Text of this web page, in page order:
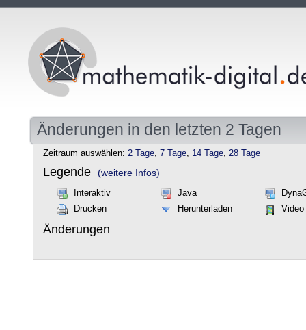
Änderungen in den letzten 2 Tagen
Zeitraum auswählen: 2 Tage, 7 Tage, 14 Tage, 28 Tage
Legende (weitere Infos)
Interaktiv Java
Drucken
Herunterladen Video
Änderungen